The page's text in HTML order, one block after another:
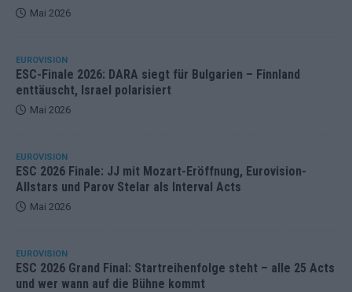
Mai 2026
EUROVISION
ESC-Finale 2026: DARA siegt für Bulgarien – Finnland
enttäuscht, Israel polarisiert
Mai 2026
EUROVISION
ESC 2026 Finale: JJ mit Mozart-Eröffnung, Eurovision-
Allstars und Parov Stelar als Interval Acts
Mai 2026
EUROVISION
ESC 2026 Grand Final: Startreihenfolge steht – alle 25 Acts
und wer wann auf die Bühne kommt